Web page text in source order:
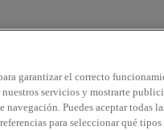
garantizar el correcto
servicios y mostrarte
Puedes aceptar todas
para seleccionar qué tipos